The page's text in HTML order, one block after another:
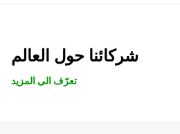
شركائنا حول العالم
تعرّف الى المزيد